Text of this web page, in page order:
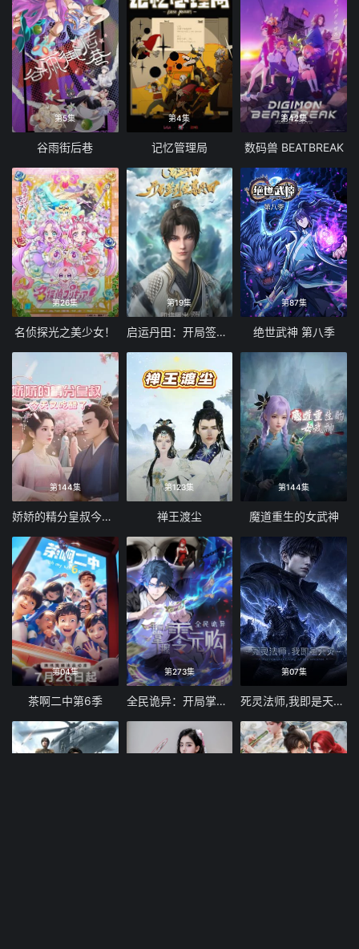
第5集
谷雨街后巷
第4集
记忆管理局
第42集
数码兽 BEATBREAK
第26集
名侦探光之美少女！
第19集
启运丹田：开局签到至尊丹田
第87集
绝世武神 第八季
第144集
娇娇的精分皇叔今天又吃醋了
第123集
禅王渡尘
第144集
魔道重生的女武神
第04集
茶啊二中第6季
第273集
全民诡异：开局掌握零元购
第07集
死灵法师,我即是天灾(2026)